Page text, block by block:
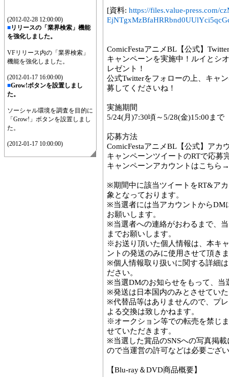
(2012-02-28 12:00:00)
■リリースの「業界検索」機能
を強化しました。
VFリリース内の「業界検索」
機能を強化しました。
(2012-01-17 16:00:00)
■Grow!ボタンを設置しまし
た。
ソーシャル環境を調査を目的に
「Grow!」ボタンを設置しまし
た。
(2012-01-17 10:00:00)
[資料: https://files.value-press.com/
ComicFestaアニメBL【公式】
キャンペーンを実施中！ルイとシ
レゼント！
公式Twitterをフォローの上、キャ
募してくださいね！
実施期間
5/24(月)7:30頃～5/28(金)15:00まで
応募方法
ComicFestaアニメBL【公式】アカ
キャンペーンツイートのRTで応募
キャンペーンアカウントはこちら→
※期間中に該当ツイートをRT&ア
象となっております。
※当選者には当アカウントからDM
お願いします。
※当選者への連絡がおわるまで、
までお願いします。
※お送り頂いた個人情報は、本キ
ントの発送のみに使用させて頂き
※個人情報取り扱いに関する詳細
ださい。
※当選DMのお知らせをもって、当
※発送は日本国内のみとさせてい
※代替品等はありませんので、プ
よる交換は致しかねます。
※オークション等での転売を禁じ
せていただきます。
※当選した賞品のSNSへの写真掲
ので当運営の許可などは必要ござ
【Blu-ray＆DVD商品概要】